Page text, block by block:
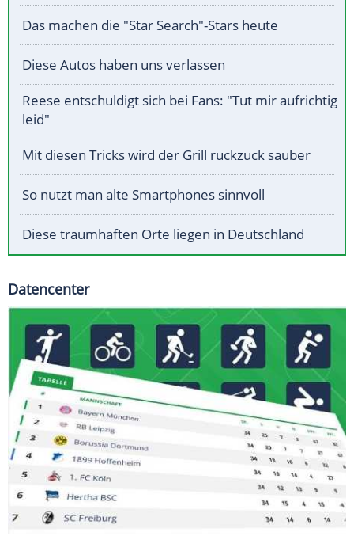
Das machen die "Star Search"-Stars heute
Diese Autos haben uns verlassen
Reese entschuldigt sich bei Fans: "Tut mir aufrichtig
leid"
Mit diesen Tricks wird der Grill ruckzuck sauber
So nutzt man alte Smartphones sinnvoll
Diese traumhaften Orte liegen in Deutschland
Datencenter